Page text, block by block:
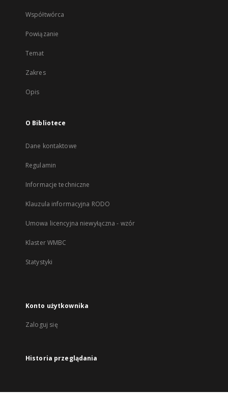
Współtwórca
Powiązanie
Temat
Zakres
Opis
O Bibliotece
Dane kontaktowe
Regulamin
Informacje techniczne
Klauzula informacyjna RODO
Umowa licencyjna niewyłączna - wzór
Klaster WMBC
Statystyki
Konto użytkownika
Zaloguj się
Historia przeglądania